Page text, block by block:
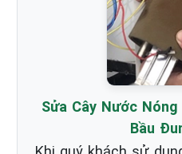
Sửa Cây Nước
Bầu